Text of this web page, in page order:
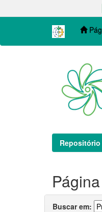
navigation
Buscar em: